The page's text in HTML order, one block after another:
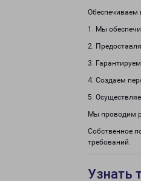
Обеспечиваем
1. Мы
2.
3.
4. Создаем
5.
Мы проводим
Собственное
требований.
Узнать